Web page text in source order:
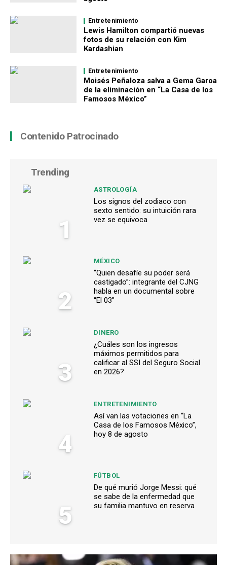
Entretenimiento
Lewis Hamilton compartió nuevas
fotos de su relación con Kim
Kardashian
Entretenimiento
Moisés Peñaloza salva a Gema Garoa
de la eliminación en “La Casa de los
Famosos México”
Contenido Patrocinado
Trending
1
ASTROLOGÍA
Los signos del zodiaco con
sexto sentido: su intuición rara
vez se equivoca
2
MÉXICO
“Quien desafíe su poder será
castigado”: integrante del CJNG
habla en un documental sobre
“El 03”
3
DINERO
¿Cuáles son los ingresos
máximos permitidos para
calificar al SSI del Seguro Social
en 2026?
4
ENTRETENIMIENTO
Así van las votaciones en “La
Casa de los Famosos México”,
hoy 8 de agosto
5
FÚTBOL
De qué murió Jorge Messi: qué
se sabe de la enfermedad que
su familia mantuvo en reserva